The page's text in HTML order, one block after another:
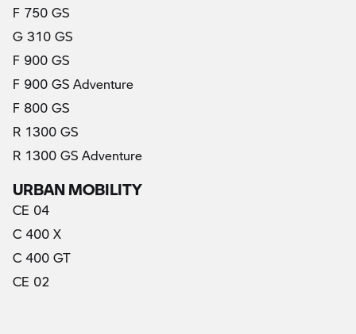
F 750 GS
G 310 GS
F 900 GS
F 900 GS Adventure
F 800 GS
R 1300 GS
R 1300 GS Adventure
URBAN MOBILITY
CE 04
C 400 X
C 400 GT
CE 02